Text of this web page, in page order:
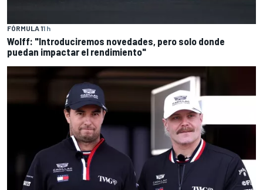
FÓRMULA 11 h
Wolff: "Introduciremos novedades, pero solo donde
puedan impactar el rendimiento"